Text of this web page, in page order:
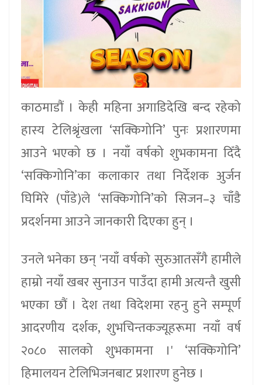
काठमाडौं । केही महिना अगाडिदेखि बन्द रहेको
हास्य टेलिश्रृंखला ‘सक्किगोनि’ पुनः प्रशारणमा
आउने भएको छ । नयाँ वर्षको शुभकामना दिँदै
‘सक्किगोनि’का कलाकार तथा निर्देशक अुर्जन
घिमिरे (पाँडे)ले ‘सक्किगोनि’को सिजन–३ चाँडै
प्रदर्शनमा आउने जानकारी दिएका हुन् ।
उनले भनेका छन् 'नयाँ वर्षको सुरुआतसँगै हामीले
हाम्रो नयाँ खबर सुनाउन पाउँदा हामी अत्यन्तै खुसी
भएका छौं । देश तथा विदेशमा रहनु हुने सम्पूर्ण
आदरणीय दर्शक, शुभचिन्तकज्यूहरूमा नयाँ वर्ष
२०८० सालको शुभकामना ।' ‘सक्किगोनि’
हिमालयन टेलिभिजनबाट प्रशारण हुनेछ ।